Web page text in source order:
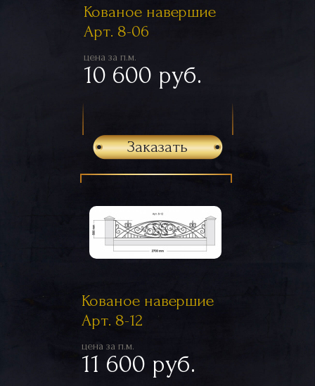
Кованое навершие
Арт. 8-06
цена за п.м.
10 600 руб.
Заказать
Кованое навершие
Арт. 8-12
цена за п.м.
11 600 руб.